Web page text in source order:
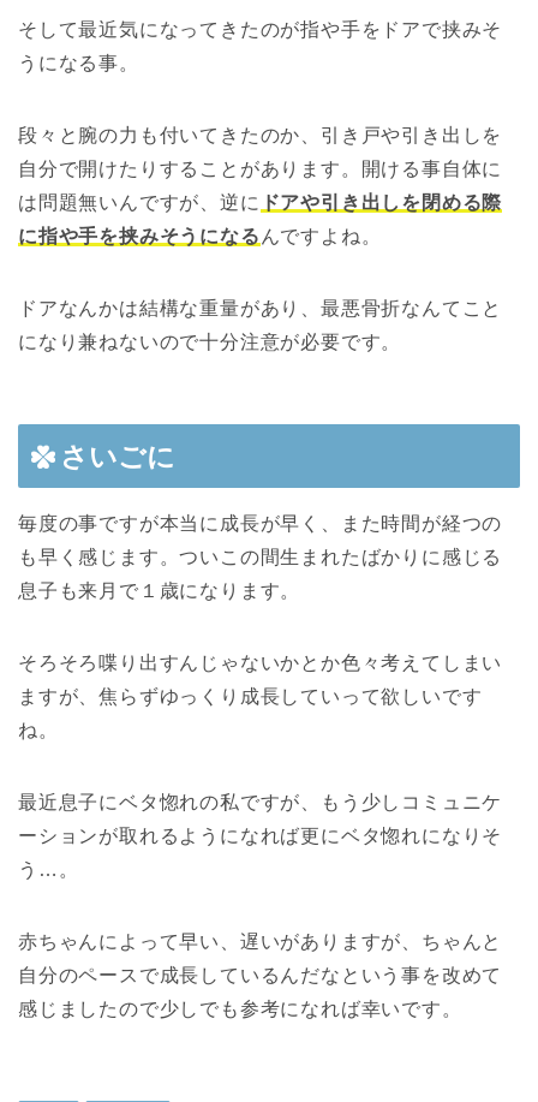
そして最近気になってきたのが指や手をドアで挟みそ
うになる事。
段々と腕の力も付いてきたのか、引き戸や引き出しを
自分で開けたりすることがあります。開ける事自体に
は問題無いんですが、逆に ドアや引き出しを閉める際
に指や手を挟みそうになる んですよね。
ドアなんかは結構な重量があり、最悪骨折なんてこと
になり兼ねないので十分注意が必要です。
さいごに
毎度の事ですが本当に成長が早く、また時間が経つの
も早く感じます。ついこの間生まれたばかりに感じる
息子も来月で１歳になります。
そろそろ喋り出すんじゃないかとか色々考えてしまい
ますが、焦らずゆっくり成長していって欲しいです
ね。
最近息子にベタ惚れの私ですが、もう少しコミュニケ
ーションが取れるようになれば更にベタ惚れになりそ
う…。
赤ちゃんによって早い、遅いがありますが、ちゃんと
自分のペースで成長しているんだなという事を改めて
感じましたので少しでも参考になれば幸いです。